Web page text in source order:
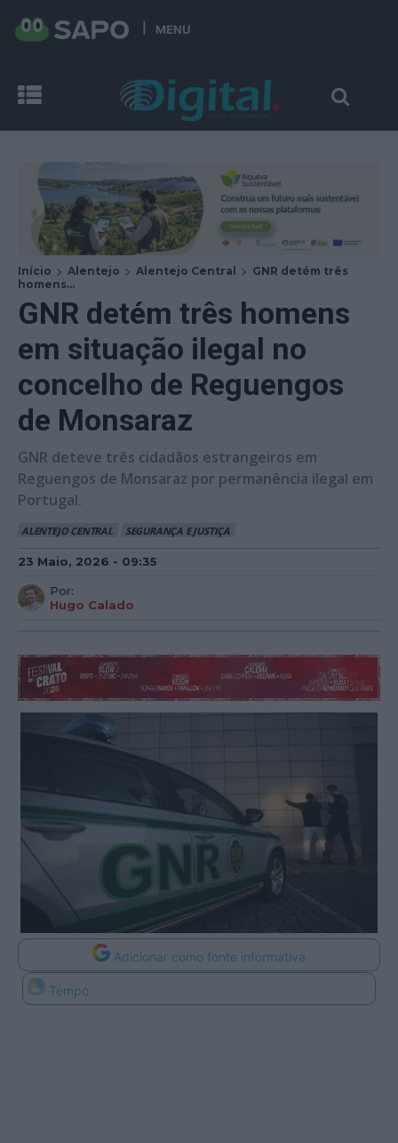
MENU
Início Alentejo Alentejo Central
GNR detém três
homens...
GNR detém três homens
em situação ilegal no
concelho de Reguengos
de Monsaraz
GNR deteve três cidadãos estrangeiros em
Reguengos de Monsaraz por permanência ilegal em
Portugal.
ALENTEJO CENTRAL SEGURANÇA E JUSTIÇA
23 Maio, 2026 - 09:35
Por:
Hugo Calado
Adicionar como fonte informativa
Tempo